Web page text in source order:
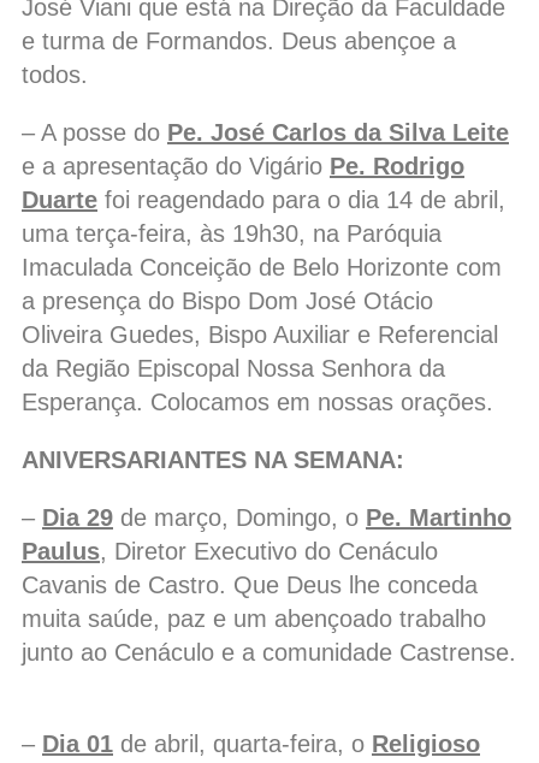
José Viani que está na Direção da Faculdade
e turma de Formandos. Deus abençoe a
todos.
– A posse do Pe. José Carlos da Silva Leite
e a apresentação do Vigário Pe. Rodrigo
Duarte foi reagendado para o dia 14 de abril,
uma terça-feira, às 19h30, na Paróquia
Imaculada Conceição de Belo Horizonte com
a presença do Bispo Dom José Otácio
Oliveira Guedes, Bispo Auxiliar e Referencial
da Região Episcopal Nossa Senhora da
Esperança. Colocamos em nossas orações.
ANIVERSARIANTES NA SEMANA:
– Dia 29 de março, Domingo, o Pe. Martinho
Paulus, Diretor Executivo do Cenáculo
Cavanis de Castro. Que Deus lhe conceda
muita saúde, paz e um abençoado trabalho
junto ao Cenáculo e a comunidade Castrense.
– Dia 01 de abril, quarta-feira, o Religioso